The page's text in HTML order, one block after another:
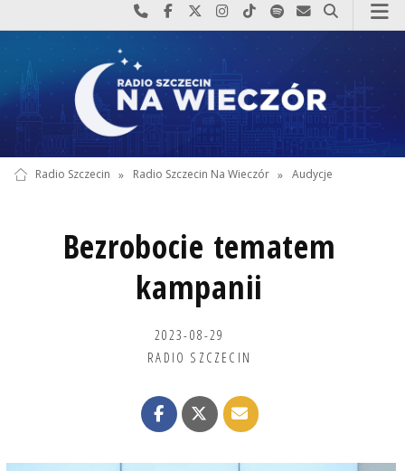
Najlepiej po prostu do nas zadzwoń
Odwiedź nas na Facebook-u
Odwiedź nas na X
Odwiedź nas na Instagram-ie
Odwiedź nas na TikTok-u
Szukaj nas na Spotify
Wyślij do nas
Szukaj
Radio Szczecin » Radio Szczecin Na Wieczór » Audycje
Bezrobocie tematem
kampanii
2023-08-29
RADIO SZCZECIN